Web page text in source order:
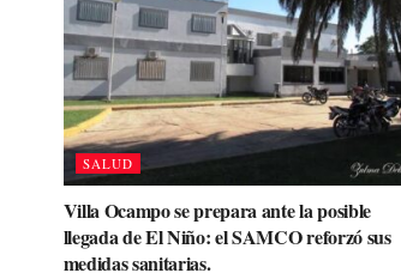
SALUD
Villa Ocampo se prepara ante la posible
llegada de El Niño: el SAMCO reforzó sus
medidas sanitarias.